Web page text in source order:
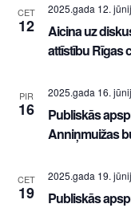
CET
12
2025.gada 12.
Aicina uz
attīstību Rīgas
PIR
16
2025.gada 16.
Publiskās
Anniņmuižas
CET
19
2025.gada 19.
Publiskās